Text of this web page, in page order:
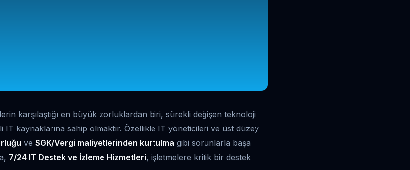
karşılaştığı en büyük zorluklardan biri, sürekli değişen teknoloji
IT kaynaklarına sahip olmaktır. Özellikle IT yöneticileri ve üst düzey
ve SGK/Vergi maliyetlerinden kurtulma gibi sorunlarla başa
7/24 IT Destek ve İzleme Hizmetleri, işletmelere kritik bir destek